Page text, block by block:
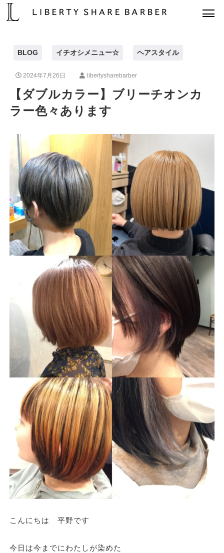
BLOG イチオシメニュー☆ ヘアスタイル
2024年7月26日 libertysharebarber
【ダブルカラー】ブリーチオンカ
ラー色々あります
こんにちは 平野です
今日は今までにわたしが染めた